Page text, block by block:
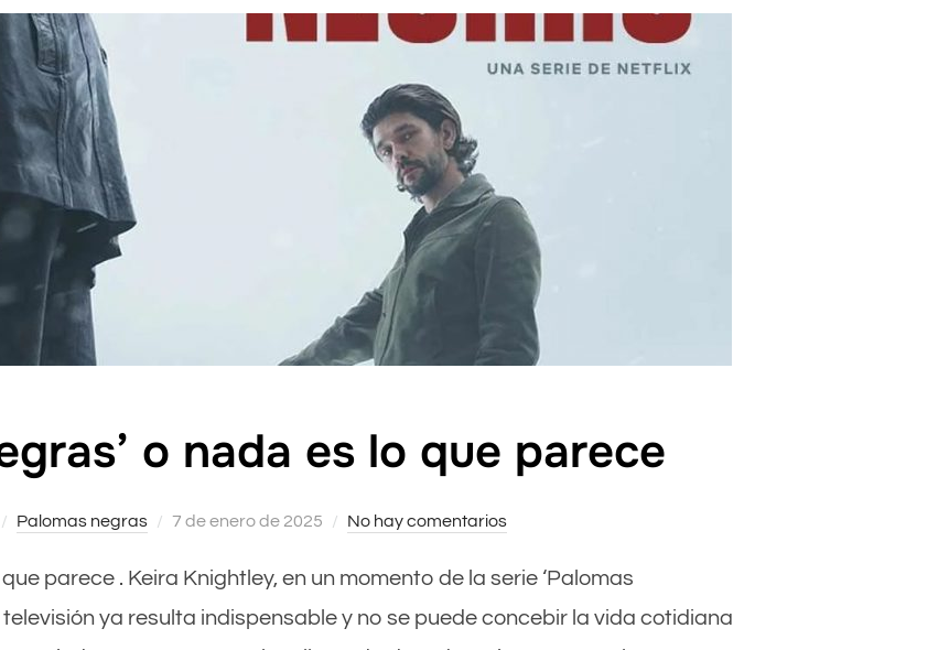
o nada es lo que parece
Palomas negras
Publicado
7 de enero de 2025 No hay comentarios
que parece . Keira Knightley, en un momento de la serie ‘Palomas
ya resulta indispensable y no se puede concebir la vida cotidiana